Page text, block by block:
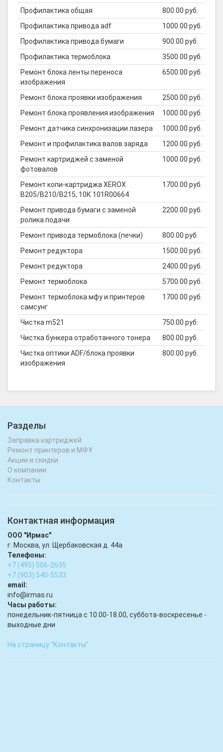
Профилактика общая
800.00 руб.
Профилактика привода adf
1000.00 руб.
Профилактика привода бумаги
900.00 руб.
Профилактика термоблока
3500.00 руб.
Ремонт блока ленты переноса
изображения
6500.00 руб.
Ремонт блока проявки изображения
2500.00 руб.
Ремонт блока проявления изображения
1000.00 руб.
Ремонт датчика синхронизации лазера
1000.00 руб.
Ремонт и профилактика валов заряда
1200.00 руб.
Ремонт картриджей с заменой
фотовалов
1000.00 руб.
Ремонт копи-картриджа XEROX
B205/B210/B215, 10К 101R00664
1700.00 руб.
Ремонт привода бумаги с заменой
ролика подачи
2200.00 руб.
Ремонт привода термоблока (печки)
800.00 руб.
Ремонт редуктора
1500.00 руб.
Ремонт редуктора
2400.00 руб.
Ремонт термоблока
5700.00 руб.
Ремонт термоблока мфу и принтеров
самсунг
1700.00 руб.
Чистка m521
750.00 руб.
Чистка бункера отработанного тонера
800.00 руб.
Чистка оптики ADF/блока проявки
изображения
800.00 руб.
Разделы
Заправка картриджей
Ремонт принтеров и МФУ
Акции и скидки
О компании
Контакты
Контактная информация
ООО "Ирмас"
г. Москва, ул. Щербаковская д. 44а
Телефоны:
+7 (495) 506-2635
+7 (903) 540-5533
email:
infо@irmas.ru
Часы работы:
понедельник-пятница с 10.00-18.00, суббота-воскресенье -
выходные дни
На страницу "Контакты"